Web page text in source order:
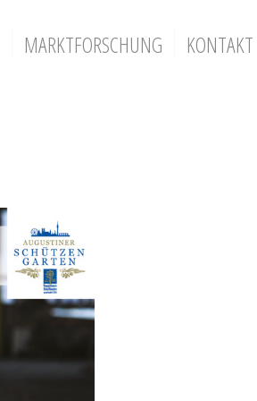
MARKTFORSCHUNG KONTAKT